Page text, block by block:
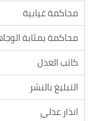
محاكمة غيابية
محاكمة بمثابة
كاتب العدل
التبليغ بالنشر
انذار عدلي